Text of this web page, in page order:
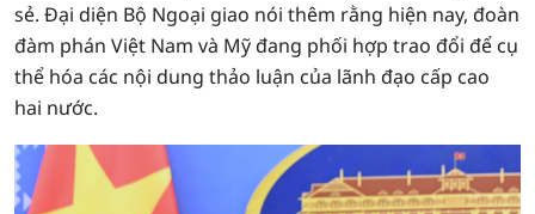
sẻ. Đại diện Bộ Ngoại giao nói thêm rằng hiện nay, đoàn
đàm phán Việt Nam và Mỹ đang phối hợp trao đổi để cụ
thể hóa các nội dung thảo luận của lãnh đạo cấp cao
hai nước.